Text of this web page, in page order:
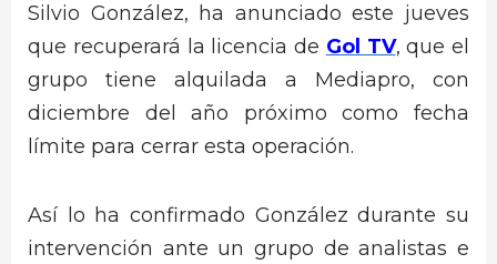
Silvio González, ha anunciado este jueves
que recuperará la licencia de Gol TV, que el
grupo tiene alquilada a Mediapro, con
diciembre del año próximo como fecha
límite para cerrar esta operación.
Así lo ha confirmado González durante su
intervención ante un grupo de analistas e